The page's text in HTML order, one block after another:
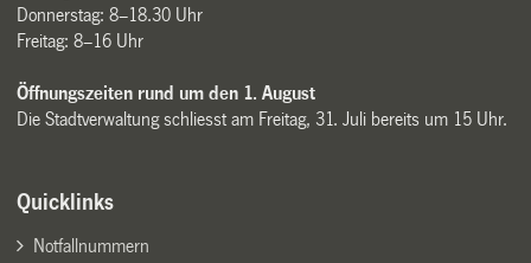
Donnerstag: 8–18.30 Uhr
Freitag: 8–16 Uhr
Öffnungszeiten rund um den 1. August
Die Stadtverwaltung schliesst am Freitag, 31. Juli bereits um 15 Uhr.
Quicklinks
Notfallnummern